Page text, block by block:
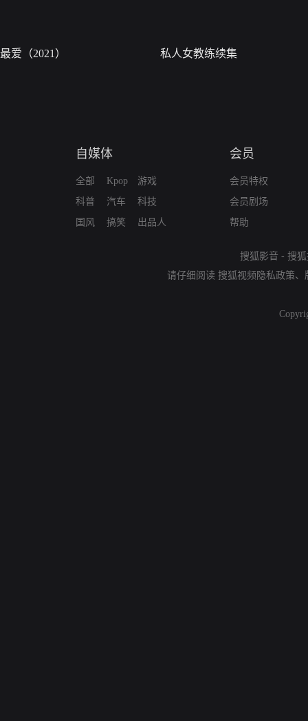
最爱（2021） 私人女教练续集
自媒体
全部
科普
国风
Kpop
汽车
搞笑
游戏
科技
出品人
会员
会员特权
会员剧场
帮助
搜狐影音 - 搜
请仔细阅读 搜狐视频隐私政策、